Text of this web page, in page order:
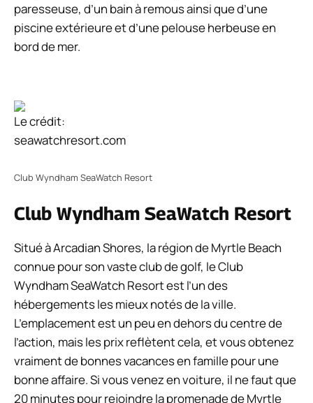
paresseuse, d’un bain à remous ainsi que d’une
piscine extérieure et d’une pelouse herbeuse en
bord de mer.
Le crédit:
seawatchresort.com
Club Wyndham SeaWatch Resort
Club Wyndham SeaWatch Resort
Situé à Arcadian Shores, la région de Myrtle Beach
connue pour son vaste club de golf, le Club
Wyndham SeaWatch Resort est l’un des
hébergements les mieux notés de la ville.
L’emplacement est un peu en dehors du centre de
l’action, mais les prix reflètent cela, et vous obtenez
vraiment de bonnes vacances en famille pour une
bonne affaire. Si vous venez en voiture, il ne faut que
20 minutes pour rejoindre la promenade de Myrtle